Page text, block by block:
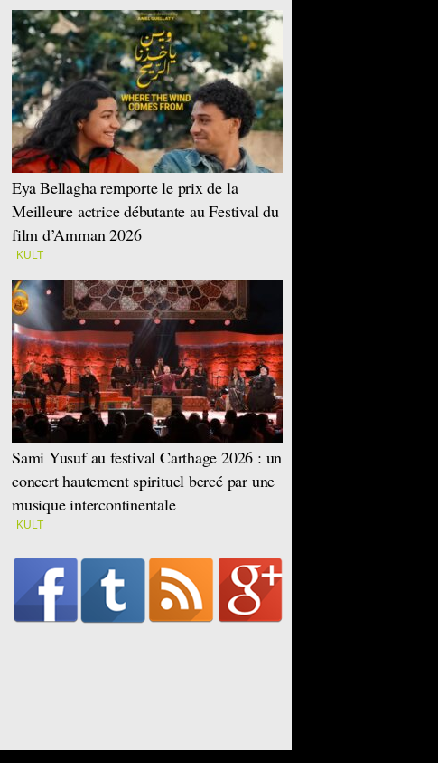
Eya Bellagha remporte le prix de la
Meilleure actrice débutante au Festival du
film d’Amman 2026
KULT
Sami Yusuf au festival Carthage 2026 : un
concert hautement spirituel bercé par une
musique intercontinentale
KULT